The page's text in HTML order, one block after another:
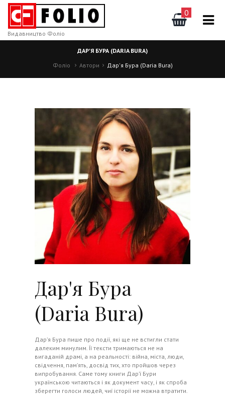
0
Видавництво Фоліо
ДАР'Я БУРА (DARIA BURA)
Фоліо
Автори Дар'я Бура (Daria Bura)
Дар'я Бура
(Daria Bura)
Дар’я Бура пише про події, які ще не встигли стати
далеким минулим. Її тексти тримаються не на
вигаданій драмі, а на реальності: війна, міста, люди,
свідчення, пам’ять, досвід тих, хто пройшов через
випробування. Саме тому книги Дар’ї Бури
українською читаються і як документ часу, і як спроба
зберегти голоси людей, чиї історії не можна втратити.